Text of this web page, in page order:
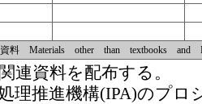
資料 Materials other than textbooks and
連資料を配布する。
理推進機構(IPA)のプ